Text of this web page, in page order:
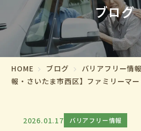
ブログ
HOME ブログ バリアフリー情報
報・さいたま市西区】ファミリーマ
2026.01.17 バリアフリー情報